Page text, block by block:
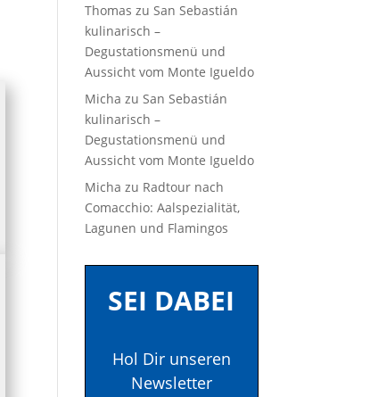
Thomas zuSan Sebastián
kulinarisch –
Degustationsmenü und
Aussicht vom Monte Igueldo
Micha zuSan Sebastián
kulinarisch –
Degustationsmenü und
Aussicht vom Monte Igueldo
Micha zu Radtour nach
Comacchio: Aalspezialität,
Lagunen und Flamingos
SEI DABEI
Hol Dir unseren
Newsletter